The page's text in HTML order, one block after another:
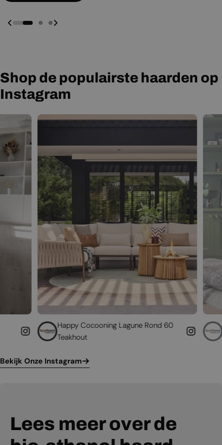
Shop de populairste haarden op
Instagram
Cocooning Lagune Rond 60
Geef uw
Bekijk Onze Instagram
Lees meer over de